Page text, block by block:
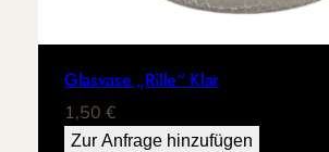
Glasvase „Rille“ Klar
1,50 €
Zur Anfrage hinzufügen